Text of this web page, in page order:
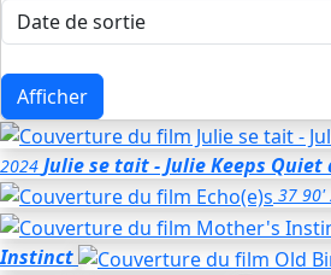
Afficher
2024 Julie se tait - Julie Keeps Quiet
37 90'
Instinct